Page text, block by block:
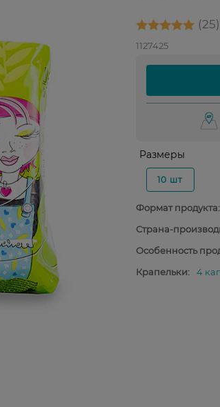
25
1127425
Размеры
10 шт
Формат продукта:
Страна-
Особенность
Крапельки:
4